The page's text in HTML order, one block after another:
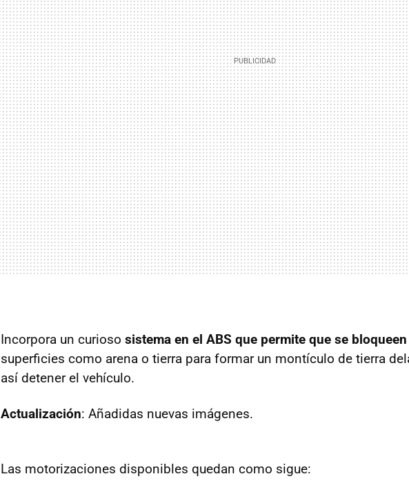
Incorpora un curioso sistema en el ABS que permite que se
superficies como arena o tierra para formar un montículo de tierra
así detener el vehículo.
Actualización: Añadidas nuevas imágenes.
Las motorizaciones disponibles quedan como sigue: